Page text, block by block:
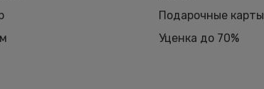
Подарочные карты
Уценка до 70%